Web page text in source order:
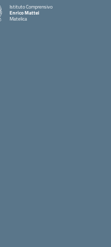
Istituto Comprensivo
Enrico Mattei
Matelica